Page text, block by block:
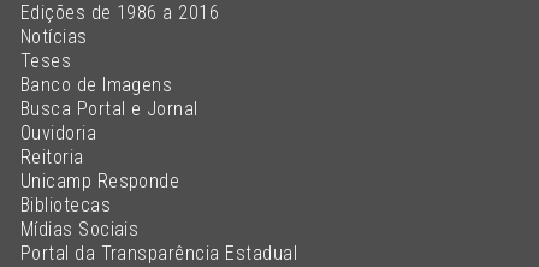
Edições de 1986 a 2016
Notícias
Teses
Banco de Imagens
Busca Portal e Jornal
Ouvidoria
Reitoria
Unicamp Responde
Bibliotecas
Mídias Sociais
Portal da Transparência Estadual